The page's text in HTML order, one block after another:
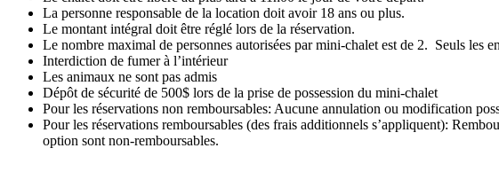
La personne responsable de la location doit avoir 18 ans ou plus.
Le montant intégral doit être réglé lors de la réservation.
Le nombre maximal de personnes autorisées par mini-chalet est de 2. Seuls les
Interdiction de fumer à l’intérieur
Les animaux ne sont pas admis
Dépôt de sécurité de 500$ lors de la prise de possession du mini-chalet
Pour les réservations non remboursables: Aucune annulation ou modification
Pour les réservations remboursables (des frais additionnels s’appliquent):
option sont non-remboursables.